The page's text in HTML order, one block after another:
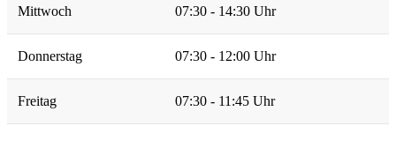
Mittwoch 07:30 - 14:30 Uhr
Donnerstag 07:30 - 12:00 Uhr
Freitag 07:30 - 11:45 Uhr